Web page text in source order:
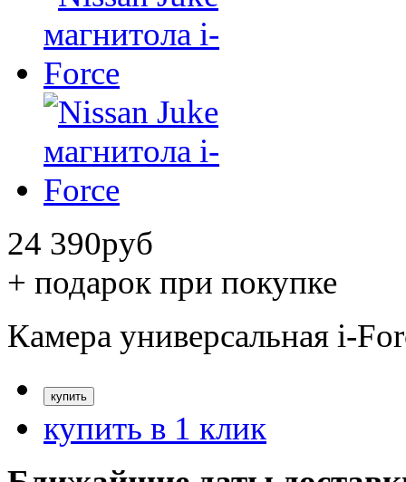
24 390руб
+ подарок при покупке
Камера универсальная i-
купить в 1 клик